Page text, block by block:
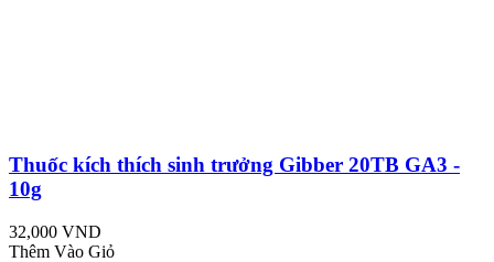
Thuốc kích thích sinh trưởng Gibber 20TB GA3 -
10g
32,000 VND
Thêm Vào Giỏ